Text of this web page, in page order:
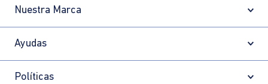
Nuestra Marca
Ayudas
Políticas